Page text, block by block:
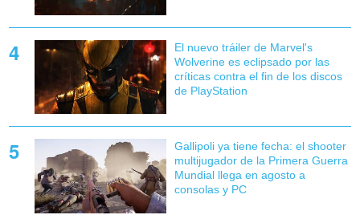
El nuevo tráiler de Marvel's
Wolverine es eclipsado por las
críticas contra el fin de los discos
de PlayStation
Gallipoli ya tiene fecha: el shooter
multijugador de la Primera Guerra
Mundial llega en agosto a
consolas y PC